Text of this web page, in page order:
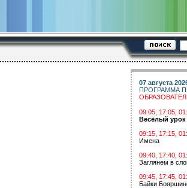
07 августа
ПРОГРАММА
09:05, 17:05,
Весёлый урок
09:15, 17:15,
Имена
09:40, 17:40,
Заглянем в
09:45, 17:45,
Байки